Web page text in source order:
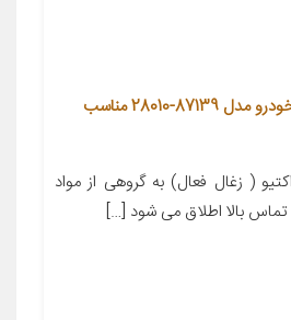
فیلتر کربن فعال کابین خودرو مدل 87139-28010 مناسب
( زغال فعال) به گروهی از مواد
بالا اطلاق می شود […]